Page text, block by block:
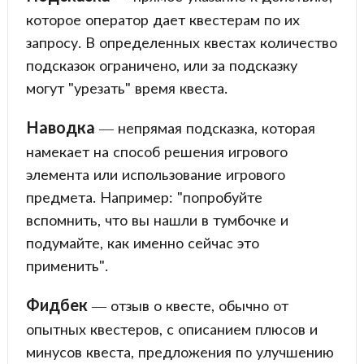
которое оператор дает квестерам по их
запросу. В определенных квестах количество
подсказок ограничено, или за подсказку
могут "урезать" время квеста.
Наводка — непрямая подсказка, которая
намекает на способ решения игрового
элемента или использование игрового
предмета. Например: "попробуйте
вспомнить, что вы нашли в тумбочке и
подумайте, как именно сейчас это
применить".
Фидбек — отзыв о квесте, обычно от
опытных квестеров, с описанием плюсов и
минусов квеста, предложения по улучшению